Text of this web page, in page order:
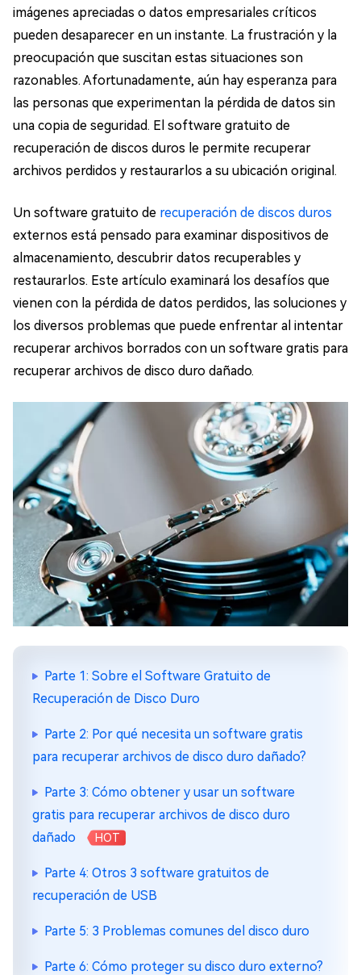
imágenes apreciadas o datos empresariales críticos
pueden desaparecer en un instante. La frustración y la
preocupación que suscitan estas situaciones son
razonables. Afortunadamente, aún hay esperanza para
las personas que experimentan la pérdida de datos sin
una copia de seguridad. El software gratuito de
recuperación de discos duros le permite recuperar
archivos perdidos y restaurarlos a su ubicación original.
Un software gratuito de recuperación de discos duros
externos está pensado para examinar dispositivos de
almacenamiento, descubrir datos recuperables y
restaurarlos. Este artículo examinará los desafíos que
vienen con la pérdida de datos perdidos, las soluciones y
los diversos problemas que puede enfrentar al intentar
recuperar archivos borrados con un software gratis para
recuperar archivos de disco duro dañado.
Parte 1: Sobre el Software Gratuito de
Recuperación de Disco Duro
Parte 2: Por qué necesita un software gratis
para recuperar archivos de disco duro dañado?
Parte 3: Cómo obtener y usar un software
gratis para recuperar archivos de disco duro
dañado
HOT
Parte 4: Otros 3 software gratuitos de
recuperación de USB
Parte 5: 3 Problemas comunes del disco duro
Parte 6: Cómo proteger su disco duro externo?